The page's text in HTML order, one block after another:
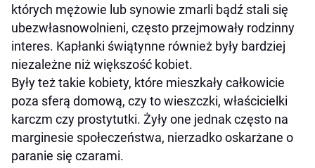
których mężowie lub synowie zmarli bądź stali się
ubezwłasnowolnieni, często przejmowały rodzinny
interes. Kapłanki świątynne również były bardziej
niezależne niż większość kobiet.
Były też takie kobiety, które mieszkały całkowicie
poza sferą domową, czy to wieszczki, właścicielki
karczm czy prostytutki. Żyły one jednak często na
marginesie społeczeństwa, nierzadko oskarżane o
paranie się czarami.